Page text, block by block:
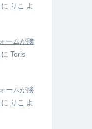
りこ よ
ームが勝
Toris
ームが勝
りこ よ